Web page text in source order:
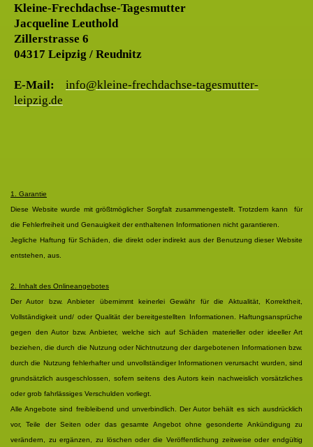
Kleine-Frechdachse-Tagesmutter
Jacqueline Leuthold
Zillerstrasse 6
04317 Leipzig / Reudnitz
E-Mail: info@kleine-frechdachse-tagesmutter-
leipzig.de
1. Garantie
Diese Website wurde mit größtmöglicher Sorgfalt zusammengestellt. Trotzdem kann für
die Fehlerfreiheit und Genauigkeit der enthaltenen Informationen nicht garantieren.
Jegliche Haftung für Schäden, die direkt oder indirekt aus der Benutzung dieser Website
entstehen, aus.
2. Inhalt des Onlineangebotes
Der Autor bzw. Anbieter übernimmt keinerlei Gewähr für die Aktualität, Korrektheit,
Vollständigkeit und/ oder Qualität der bereitgestellten Informationen. Haftungsansprüche
gegen den Autor bzw. Anbieter, welche sich auf Schäden materieller oder ideeller Art
beziehen, die durch die Nutzung oder Nichtnutzung der dargebotenen Informationen bzw.
durch die Nutzung fehlerhafter und unvollständiger Informationen verursacht wurden, sind
grundsätzlich ausgeschlossen, sofern seitens des Autors kein nachweislich vorsätzliches
oder grob fahrlässiges Verschulden vorliegt.
Alle Angebote sind freibleibend und unverbindlich. Der Autor behält es sich ausdrücklich
vor, Teile der Seiten oder das gesamte Angebot ohne gesonderte Ankündigung zu
verändern, zu ergänzen, zu löschen oder die Veröffentlichung zeitweise oder endgültig